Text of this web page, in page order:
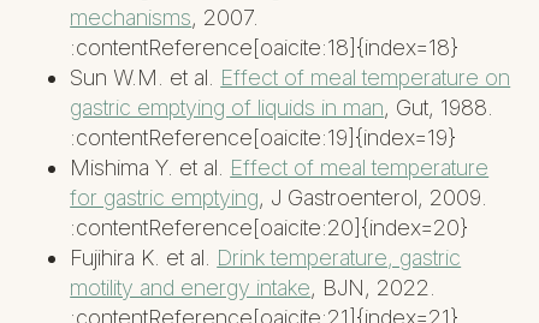
mechanisms, 2007.
:contentReference[oaicite:18]{index=18}
Sun W.M. et al. Effect of meal temperature on
gastric emptying of liquids in man, Gut, 1988.
:contentReference[oaicite:19]{index=19}
Mishima Y. et al. Effect of meal temperature
for gastric emptying, J Gastroenterol, 2009.
:contentReference[oaicite:20]{index=20}
Fujihira K. et al. Drink temperature, gastric
motility and energy intake, BJN, 2022.
:contentReference[oaicite:21]{index=21}